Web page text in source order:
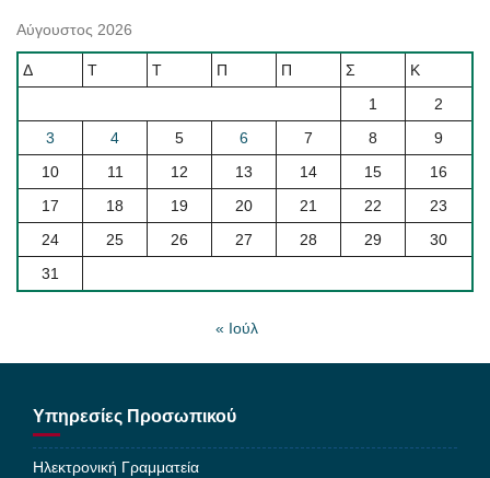
Αύγουστος 2026
Δ Τ Τ Π Π Σ
Κ
1
2
3
4 5 6 7 8
9
10
11 12 13 14 15
16
17
18 19 20 21 22
23
24
25 26 27 28 29
30
31
« Ιούλ
Υπηρεσίες Προσωπικού
Ηλεκτρονική Γραμματεία